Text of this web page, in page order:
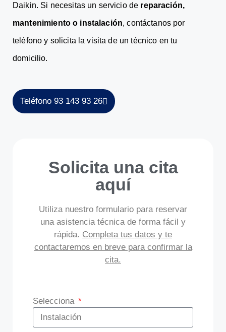
Daikin. Si necesitas un servicio de reparación,
mantenimiento o instalación, contáctanos por
teléfono y solicita la visita de un técnico en tu
domicilio.
Teléfono 93 143 93 26
Solicita una cita
aquí
Utiliza nuestro formulario para reservar
una asistencia técnica de forma fácil y
rápida. Completa tus datos y te
contactaremos en breve para confirmar la
cita.
Selecciona